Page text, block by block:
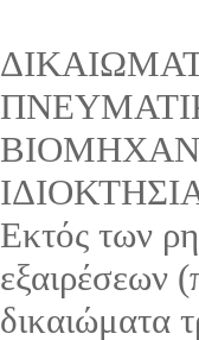
Εκτός των
εξαιρέσεων
δικαιώματα